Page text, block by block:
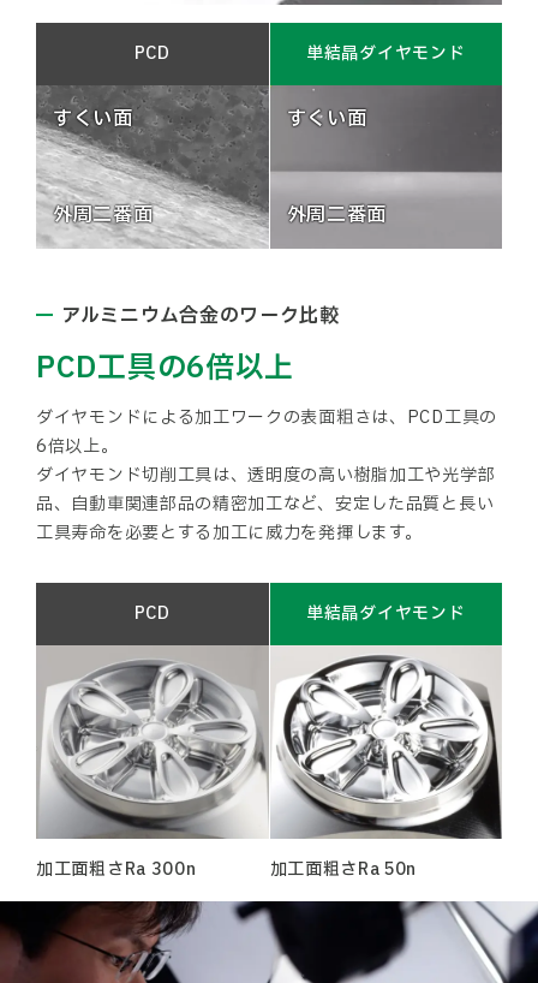
PCD 単結晶ダイヤモンド
アルミニウム合金のワーク比較
PCD工具の6倍以上
ダイヤモンドによる加工ワークの表面粗さは、PCD工具の
6倍以上。
ダイヤモンド切削工具は、透明度の高い樹脂加工や光学部
品、自動車関連部品の精密加工など、安定した品質と長い
工具寿命を必要とする加工に威力を発揮します。
PCD
加工面粗さRa 300n
単結晶ダイヤモンド
加工面粗さRa 50n